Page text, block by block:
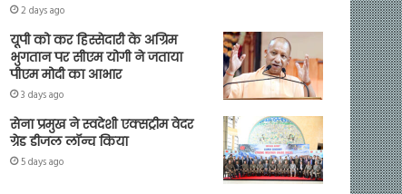
2 days ago
यूपी को कर हिस्सेदारी के अग्रिम
भुगतान पर सीएम योगी ने जताया
पीएम मोदी का आभार
3 days ago
सेना प्रमुख ने स्वदेशी एक्सट्रीम वेदर
ग्रेड डीजल लॉन्च किया
5 days ago